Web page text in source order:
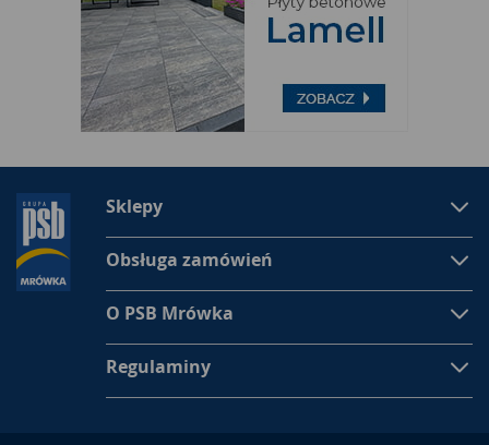
Sklepy
Obsługa zamówień
O PSB Mrówka
Regulaminy